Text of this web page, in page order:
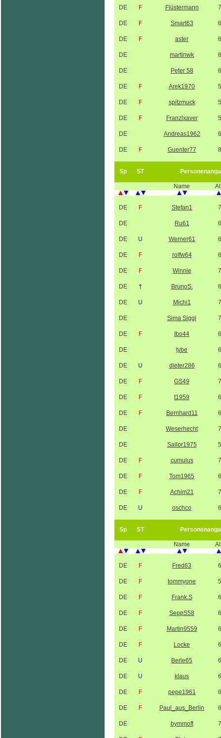
DE F Flüstermann
DE F Smart63
DE F aster
DE martinwk
DE Peter 58
DE F Arek1970
DE F spitzmuck
DE F Franzlxaver
DE Andreas1962
DE F Guenter77
Sp ST
Name
DE F Stefan1
DE Ru61
DE U Werner61
DE F rolfw64
DE F Winnie
DE † BrunoS.
DE U Michi1
DE Sima Siggi
DE F Ibo44
DE tybe
DE U dieter286
DE F GS49
DE F t1959
DE F Bernhard11
DE Weserhecht
DE Sailor1975
DE F cumulus
DE F Tom1965
DE F Achim21
DE U oschco
Sp ST
Name
DE F Fred63
DE F tommyone
DE F Frank.S
DE F SeppS58
DE F Martin9559
DE F Locke
DE U Berle65
DE U klaus
DE F pepe1961
DE F Paul_aus_Berlin
DE bymmoft